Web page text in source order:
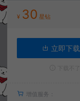
¥ 30 星钻
立即下载
增值服务：